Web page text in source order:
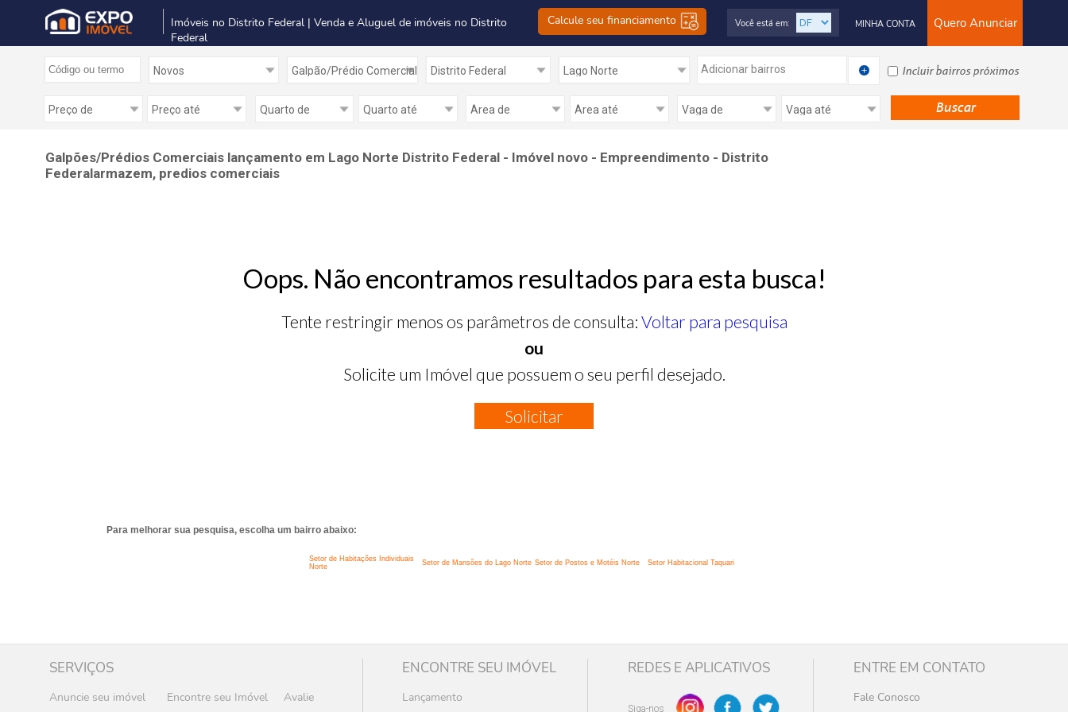
Imóveis no Distrito Federal | Venda e Aluguel de imóveis no Distrito
Federal
Calcule seu financiamento Quero Anunciar
MINHA CONTA
Você está em:
Adicionar bairros Incluir bairros próximos
Galpões/Prédios Comerciais lançamento em Lago Norte Distrito Federal - Imóvel novo - Empreendimento - Distrito
Federalarmazem, predios comerciais
Oops. Não encontramos resultados para esta busca!
Tente restringir menos os parâmetros de consulta: Voltar para pesquisa
ou
Solicite um Imóvel que possuem o seu perfil desejado.
Solicitar
Para melhorar sua pesquisa, escolha um bairro abaixo:
Setor de Habitações Individuais
Norte
Setor de Mansões do Lago Norte Setor de Postos e Motéis Norte Setor Habitacional Taquari
SERVIÇOS
Anuncie seu imóvel Encontre seu Imóvel Avalie
ENCONTRE SEU IMÓVEL
Lançamento
REDES E APLICATIVOS
Siga-nos
ENTRE EM CONTATO
Fale Conosco